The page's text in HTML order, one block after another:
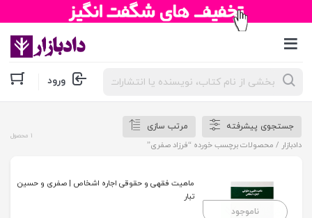
جستجوی
محصولات ورود
جستجوی پیشرفته
مرتب سازی
دادبازار / محصولات برچسب خورده “فرزاد صفری”
1 محصول
ناموجود
ماهیت فقهی و حقوقی اجاره اشخاص | صفری و حسین
تبار